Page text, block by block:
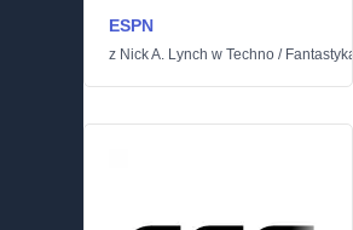
ESPN
z Nick A. Lynch w Techno /